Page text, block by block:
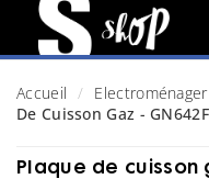
Accueil Electroménager
De Cuisson Gaz -
Plaque de cuisson